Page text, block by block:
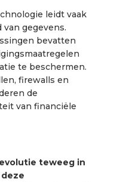
leidt vaak
gegevens.
bevatten
te beschermen.
firewalls en
de
van financiële
teweeg in